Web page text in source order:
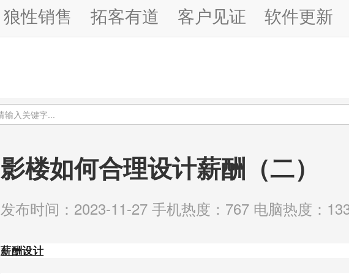
狼性销售 拓客有道 客户见证 软件更新
影楼如何合理设计薪酬（二）
发布时间：2023-11-27 手机热度：767 电脑热度：
薪酬设计